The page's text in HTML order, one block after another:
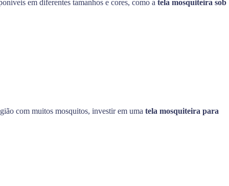
em diferentes tamanhos e cores, como a tela mosquiteira sob
com muitos mosquitos, investir em uma tela mosquiteira para